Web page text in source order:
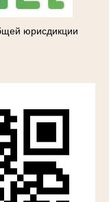
юрисдикции